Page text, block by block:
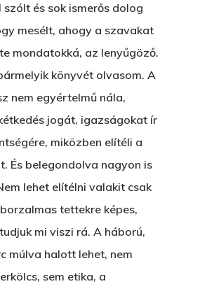
és sok ismerős dolog
mesélt, ahogy a szavakat
mondatokká, az lenyűgöző.
könyvét olvasom. A
nem egyértelmű nála,
jogát, igazságokat ír
miközben elítéli a
És belegondolva nagyon is
lehet elítélni valakit csak
tettekre képes,
mi viszi rá. A háború,
múlva halott lehet, nem
sem etika, a